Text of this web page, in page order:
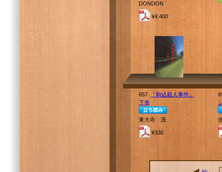
DONDON
¥4,400
657.
「駒込殺人事件」
下巻
東大寺 茂
¥330